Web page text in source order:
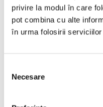
privire la modul în care
pot combina cu alte
în urma folosirii serviciilor
consimțământului
Necesare
22 Iulie 2022